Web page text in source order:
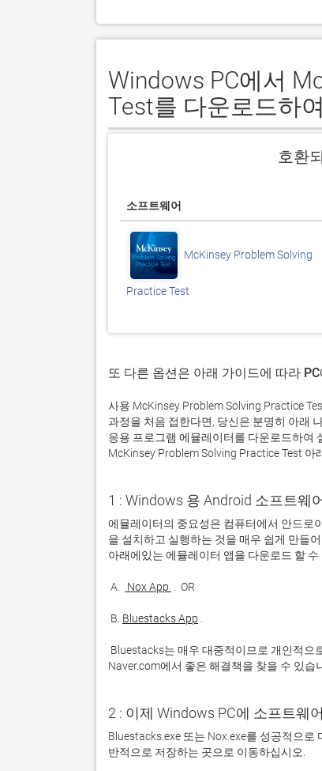
Windows PC에서
Test를 다운로드하
호환
소프트웨어
McKinsey Problem Solving
Practice Test
또 다른 옵션은 아래 가이드에 따라
사용 McKinsey Problem Solving Practice
과정을 처음 접한다면, 당신은 분명히 아래
응용 프로그램 에뮬레이터를 다운로드하여
McKinsey Problem Solving Practice Test 아
1 : Windows 용 Android 소프트웨
에뮬레이터의 중요성은 컴퓨터에서 안드로
을 설치하고 실행하는 것을 매우 쉽게 만들
A. Nox App
B. Bluestacks App
Naver.com에서 좋은 해결책을 찾을 수 있습
2 : 이제 Windows PC에 소프트웨
Bluestacks.exe 또는 Nox.exe를 성공적으